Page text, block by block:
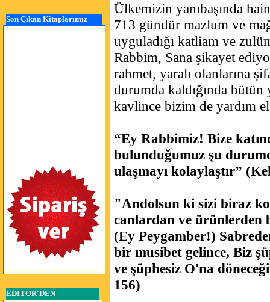
Son Çıkan Kitaplarımız
EDITOR'DEN
Ülkemizin yanıbaşında
713 gündür mazlum ve
uyguladığı katliam ve
Rabbim, Sana şikayet
rahmet, yaralı olanlarına
durumda kaldığında bütün
kavlince bizim de yardım
“Ey Rabbimiz! Bize
bulunduğumuz şu
ulaşmayı kolaylaştır”
"Andolsun ki sizi biraz
canlardan ve ürünlerden
(Ey Peygamber!)
bir musibet gelince, Biz
ve şüphesiz O'na
156)